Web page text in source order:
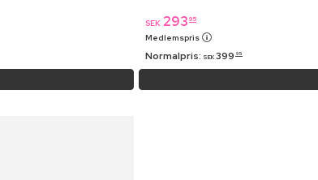
SEK 293 95
Medlemspris
Normalpris: SEK 399 95